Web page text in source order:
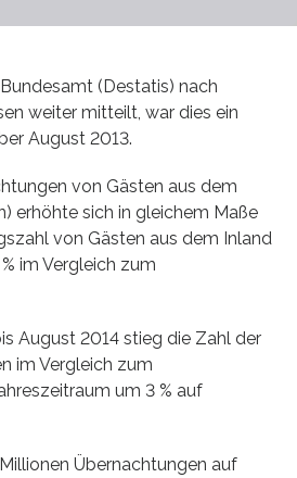
(Destatis) nach
weiter mitteilt, war dies ein
August 2013.
von Gästen aus dem
erhöhte sich in gleichem Maße
von Gästen aus dem Inland
im Vergleich zum
August 2014 stieg die Zahl der
im Vergleich zum
um 3 % auf
Übernachtungen auf